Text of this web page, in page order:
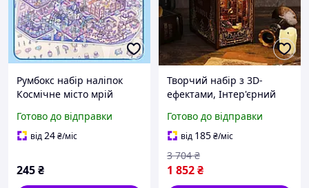
Румбокс набір наліпок
Космічне місто мрій
румбокс, антістрес, декор,
скрапбукінг
Готово до відправки
від24₴/міс
245₴
Творчий набір з 3D-
ефектами, Інтер'єрний
румбокса Book Nook з
підсвічуванням для
декору книжкової полиці
Готово до відправки
від 185₴/міс
1 852₴
3 704 ₴